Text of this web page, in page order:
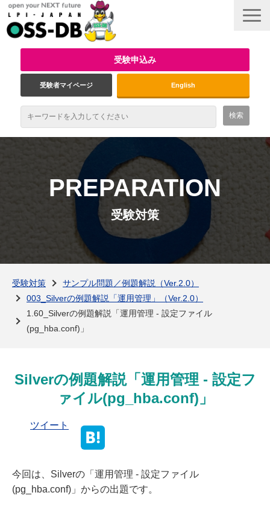
受験申込み
受験者マイページ English
試験概要
資格取得のメリット
受験対策
PREPARATION
受験対策
受験対策
サンプル問題／例題解説（Ver.2.0）
003_Silverの例題解説「運用管理」（Ver.2.0）
1.60_Silverの例題解説「運用管理 - 設定ファイル
(pg_hba.conf)」
Silverの例題解説「運用管理 - 設定フ
ァイル(pg_hba.conf)」
ツイート
今回は、Silverの「運用管理 - 設定ファイル
(pg_hba.conf)」からの出題です。